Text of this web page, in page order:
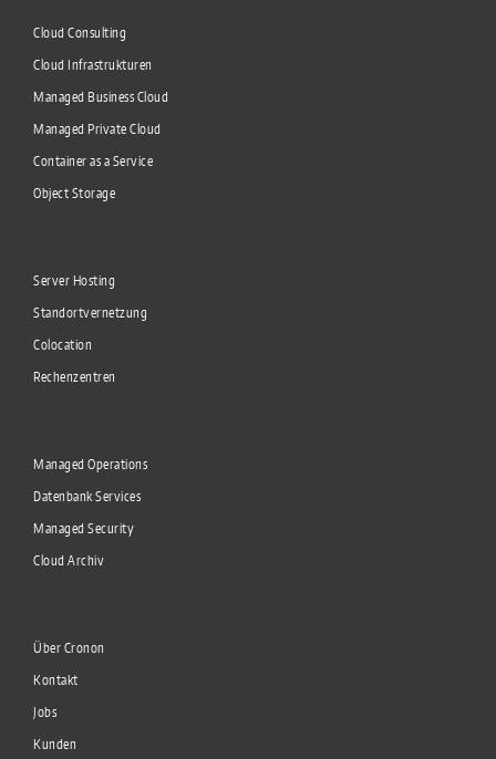
Cloud Consulting
Cloud Infrastrukturen
Managed Business Cloud
Managed Private Cloud
Container as a Service
Object Storage
Server Hosting
Standortvernetzung
Colocation
Rechenzentren
Managed Operations
Datenbank Services
Managed Security
Cloud Archiv
Über Cronon
Kontakt
Jobs
Kunden